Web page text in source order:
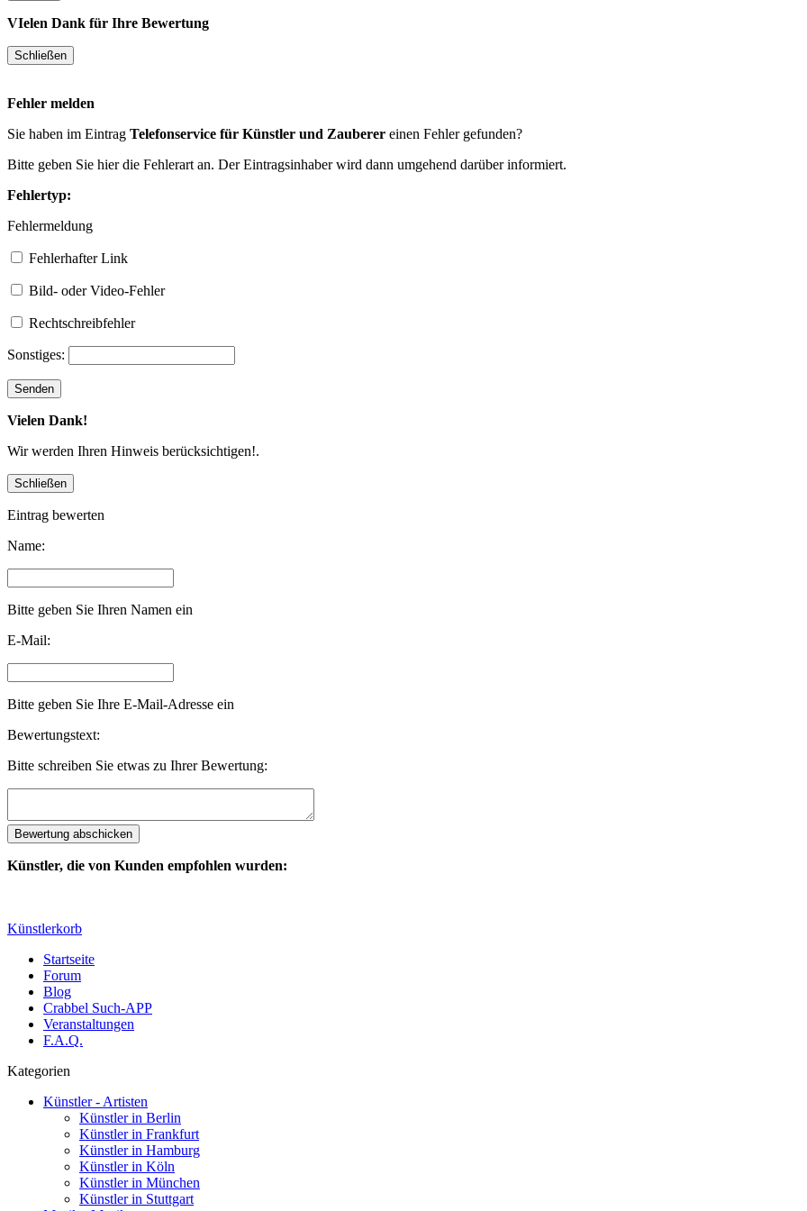
VIelen Dank für Ihre Bewertung
Fehler melden
Sie haben im Eintrag Telefonservice für Künstler und Zauberer einen Fehler gefunden?
Bitte geben Sie hier die Fehlerart an. Der Eintragsinhaber wird dann umgehend darüber informiert.
Fehlertyp:
Fehlermeldung
Fehlerhafter Link
Bild- oder Video-Fehler
Rechtschreibfehler
Sonstiges:
Vielen Dank!
Wir werden Ihren Hinweis berücksichtigen!.
Eintrag bewerten
Name:
Bitte geben Sie Ihren Namen ein
E-Mail:
Bitte geben Sie Ihre E-Mail-Adresse ein
Bewertungstext:
Bitte schreiben Sie etwas zu Ihrer Bewertung:
Künstler, die von Kunden empfohlen wurden:
Künstlerkorb
Startseite
Forum
Blog
Crabbel Such-APP
Veranstaltungen
F.A.Q.
Kategorien
Künstler - Artisten
Künstler in Berlin
Künstler in Frankfurt
Künstler in Hamburg
Künstler in Köln
Künstler in München
Künstler in Stuttgart